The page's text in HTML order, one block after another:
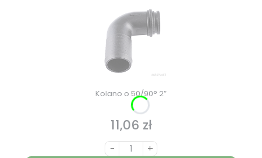
Kolano o 50/90° 2”
Cena
11,06 zł
- +